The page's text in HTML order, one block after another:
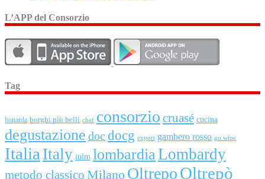
L’APP del Consorzio
Tag
bonarda borghi più belli chef consorzio cruasé cucina
degustazione doc docg export gambero rosso go wine
Italia Italy iulm lombardia Lombardy
metodo classico Milano OltrepoOltrepò